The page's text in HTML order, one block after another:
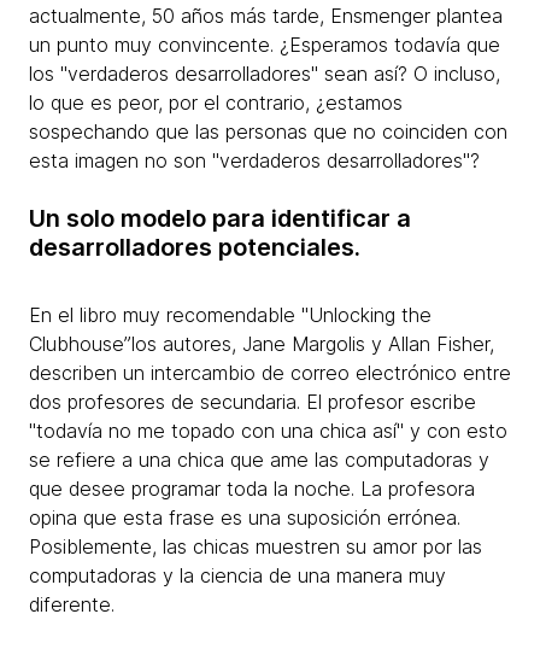
actualmente, 50 años más tarde, Ensmenger plantea
un punto muy convincente. ¿Esperamos todavía que
los "verdaderos desarrolladores" sean así? O incluso,
lo que es peor, por el contrario, ¿estamos
sospechando que las personas que no coinciden con
esta imagen no son "verdaderos desarrolladores"?​
Un solo modelo para identificar a
desarrolladores potenciales.
En el libro muy recomendable "Unlocking the
Clubhouse”los autores, Jane Margolis y Allan Fisher,
describen un intercambio de correo electrónico entre
dos profesores de secundaria. El profesor escribe
"todavía no me topado con una chica así" y con esto
se refiere a una chica que ame las computadoras y
que desee programar toda la noche. La profesora
opina que esta frase es una suposición errónea.
Posiblemente, las chicas muestren su amor por las
computadoras y la ciencia de una manera muy
diferente.